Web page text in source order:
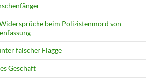
beim Polizistenmord von
falscher Flagge
Geschäft